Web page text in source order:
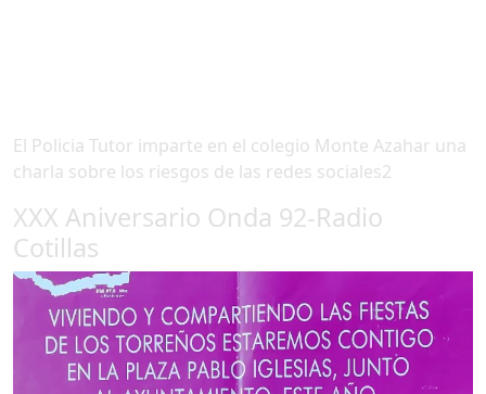
El Policia Tutor imparte en el colegio Monte Azahar una
charla sobre los riesgos de las redes sociales2
XXX Aniversario Onda 92-Radio
Cotillas